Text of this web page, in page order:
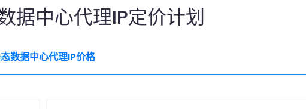
据中心代理IP定价计划
数据中心代理IP价格